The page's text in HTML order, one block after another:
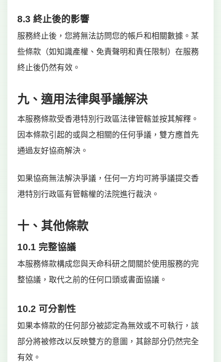
8.3 終止後的影響
服務終止後，您將無法訪問您的帳戶和相關數據。某
些條款（如知識產權、免責聲明和責任限制）在服務
終止後仍然有效。
九、適用法律與爭議解決
本服務條款受香港特別行政區法律管轄並按其解釋。
因本條款引起的或與之相關的任何爭議，雙方應首先
通過友好協商解決。
如果協商無法解決爭議，任何一方均可將爭議提交香
港特別行政區有管轄權的法院進行裁決。
十、其他條款
10.1 完整協議
本服務條款構成您與天命科研之間關於使用服務的完
整協議，取代之前的任何口頭或書面協議。
10.2 可分割性
如果本條款的任何部分被認定為無效或不可執行，該
部分將被修改以反映雙方的意圖，其餘部分仍然完全
有效。